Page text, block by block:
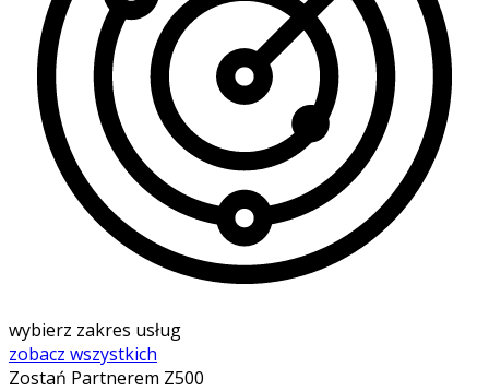
wybierz zakres usług
zobacz wszystkich
Zostań Partnerem Z500